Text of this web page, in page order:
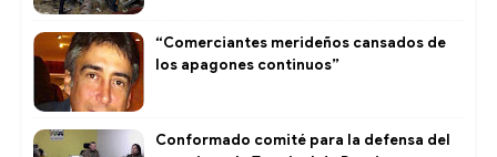
“Comerciantes merideños cansados de
los apagones continuos”
Conformado comité para la defensa del